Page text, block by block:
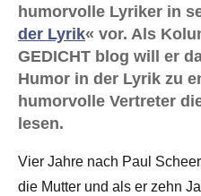
humorvolle Lyriker in
der Lyrik« vor. Als
GEDICHT blog will er
Humor in der Lyrik zu
humorvolle Vertreter
lesen.
Vier Jahre nach Paul
die Mutter und als er zehn